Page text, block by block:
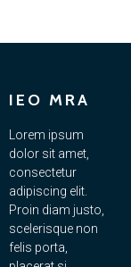
IEO MRA
Lorem ipsum
dolor sit amet,
consectetur
adipiscing elit.
Proin diam justo,
scelerisque non
felis porta,